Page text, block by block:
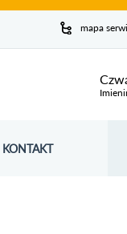
mapa
KONTAKT